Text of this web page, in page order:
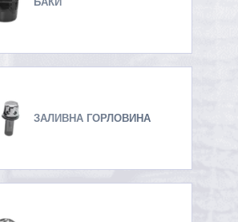
ЗАЛИВНА ГОРЛОВИНА